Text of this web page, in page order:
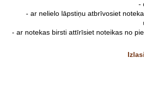
-
- ar nelielo lāpstiņu atbrīvosiet
- ar notekas birsti attīrīsiet noteikas no
- gan lāpstiņa, gan birste ir atsevišķi